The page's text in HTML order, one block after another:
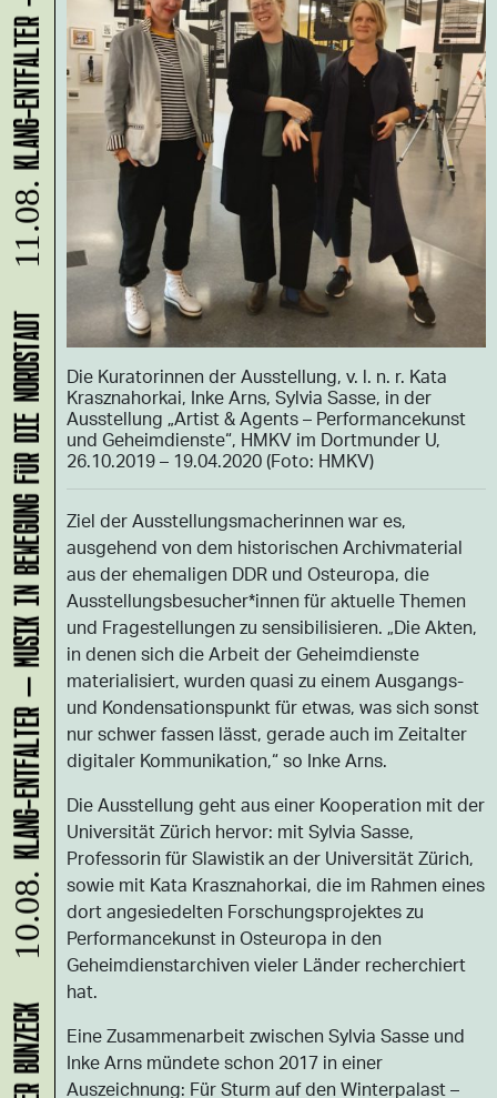
Die Kuratorinnen der Ausstellung, v. l. n. r. Kata
Krasznahorkai, Inke Arns, Sylvia Sasse, in der
Ausstellung „Artist & Agents – Performancekunst
und Geheimdienste“, HMKV im Dortmunder U,
26.10.2019 – 19.04.2020 (Foto: HMKV)
Ziel der Ausstellungsmacherinnen war es,
ausgehend von dem historischen Archivmaterial
aus der ehemaligen DDR und Osteuropa, die
Ausstellungsbesucher*innen für aktuelle Themen
und Fragestellungen zu sensibilisieren. „Die Akten,
in denen sich die Arbeit der Geheimdienste
materialisiert, wurden quasi zu einem Ausgangs-
und Kondensationspunkt für etwas, was sich sonst
nur schwer fassen lässt, gerade auch im Zeitalter
digitaler Kommunikation,“ so Inke Arns.
Die Ausstellung geht aus einer Kooperation mit der
Universität Zürich hervor: mit Sylvia Sasse,
Professorin für Slawistik an der Universität Zürich,
sowie mit Kata Krasznahorkai, die im Rahmen eines
dort angesiedelten Forschungsprojektes zu
Performancekunst in Osteuropa in den
Geheimdienstarchiven vieler Länder recherchiert
hat.
Eine Zusammenarbeit zwischen Sylvia Sasse und
Inke Arns mündete schon 2017 in einer
Auszeichnung: Für Sturm auf den Winterpalast –
10.08.
KLANG-ENTFALTER – MUSIK IN BEWEGUNG FÜR DIE NORDSTADT
11.08.